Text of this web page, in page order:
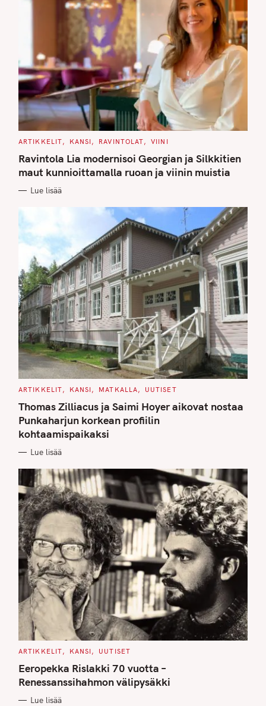
C
T
E
G
O
I
ARTIKKELIT KANSI RAVINTOLAT VIINI
Ravintola Lia modernisoi Georgian ja Silkkitien
maut kunnioittamalla ruoan ja viinin muistia
Lue lisää
C
T
E
G
O
R
I
S
ARTIKKELIT KANSI MATKALLA UUTISET
Thomas Zilliacus ja Saimi Hoyer aikovat nostaa
Punkaharjun korkean profiilin
kohtaamispaikaksi
Lue lisää
C
T
E
G
O
I
ARTIKKELIT KANSI UUTISET
Eeropekka Rislakki 70 vuotta –
Renessanssihahmon välipysäkki
Lue lisää